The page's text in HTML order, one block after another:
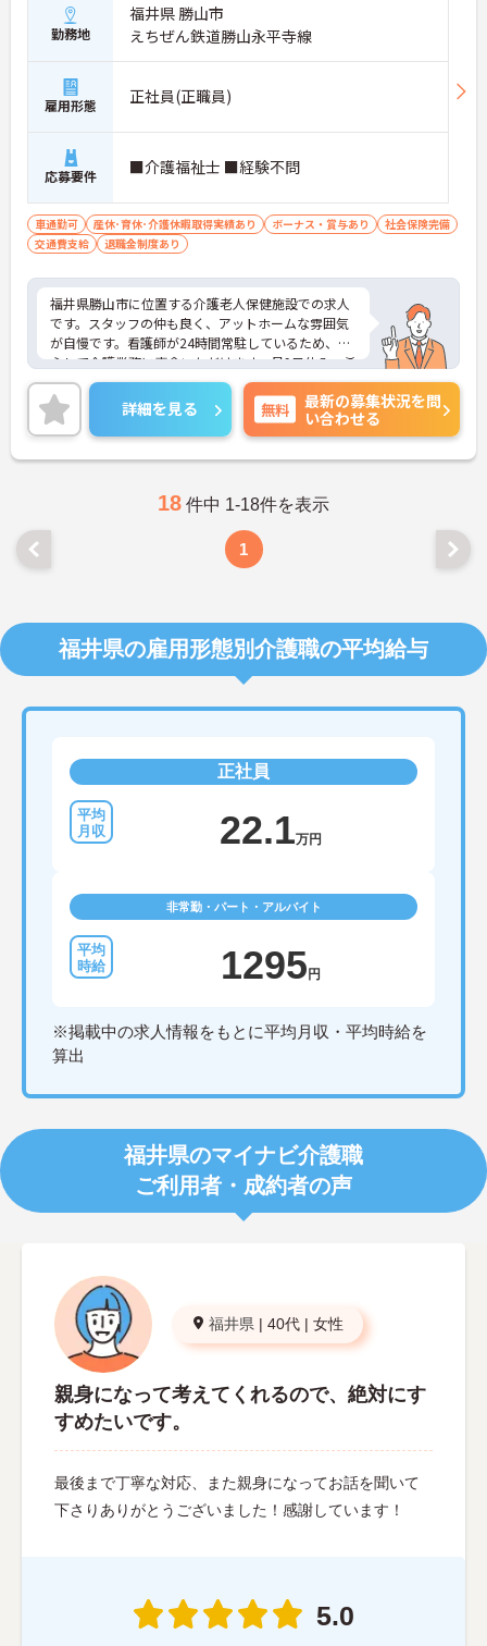
勤務地
福井県 勝山市
えちぜん鉄道勝山永平寺線
雇用形態 正社員(正職員)
応募要件 ■介護福祉士 ■経験不問
車通勤可 産休･育休･介護休暇取得実績あり ボーナス・賞与あり
社会保険完備
交通費支給
退職金制度あり
福井県勝山市に位置する介護老人保健施設での求人
です。スタッフの仲も良く、アットホームな雰囲気
が自慢です。看護師が24時間常駐しているため、安
心して介護業務に専念いただけます。月9日休み、希
望休も2～3日の考慮がありますので、プライベート
の予定も立ていやすいです。
ご興味ある方には、面接対策ポイントなど、詳細を
お話しいたしますのでお気軽にご相談ください。
詳細を見る 無料
最新の募集状況を問
い合わせる
18 件中 1-18件を表示
1
福井県の雇用形態別介護職の平均給与
正社員
22.1万円
非常勤・パート・アルバイト
1295円
※掲載中の求人情報をもとに平均月収・平均時給を
算出
福井県のマイナビ介護職
ご利用者・成約者の声
福井県 | 40代 | 女性
親身になって考えてくれるので、絶対にす
すめたいです。
最後まで丁寧な対応、また親身になってお話を聞いて
下さりありがとうございました！感謝しています！
5.0